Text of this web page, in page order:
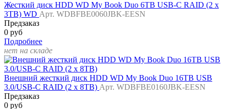
Жесткий диск HDD WD My Book Duo 6TB USB-C RAID (2 x
3TB) WD Арт. WDBFBE0060JBK-EESN
Предзаказ
0 руб
Подробнее
нет на складе
Внешний жесткий диск HDD WD My Book Duo 16TB USB
3.0/USB-C RAID (2 x 8TB) Арт. WDBFBE0160JBK-EESN
Предзаказ
0 руб